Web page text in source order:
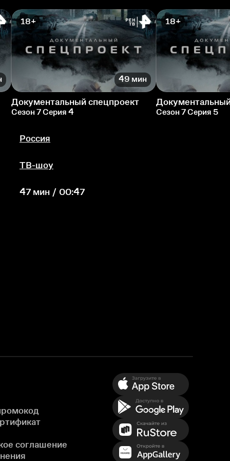
18+
49 мин
Документальный спецпроект
Сезон 7 Серия 4
18+
Сезон 7 Серия 5
Россия
ТВ-шоу
47 мин / 00:47
соглашение